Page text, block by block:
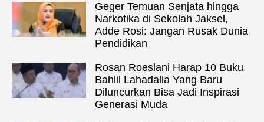
Geger Temuan Senjata hingga
Narkotika di Sekolah Jaksel,
Adde Rosi: Jangan Rusak Dunia
Pendidikan
Rosan Roeslani Harap 10 Buku
Bahlil Lahadalia Yang Baru
Diluncurkan Bisa Jadi Inspirasi
Generasi Muda